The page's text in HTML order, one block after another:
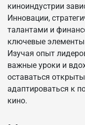
киноиндустрии
Инновации,
талантами и
ключевые элементы
Изучая опыт
важные уроки и
оставаться
адаптироваться к
кино.